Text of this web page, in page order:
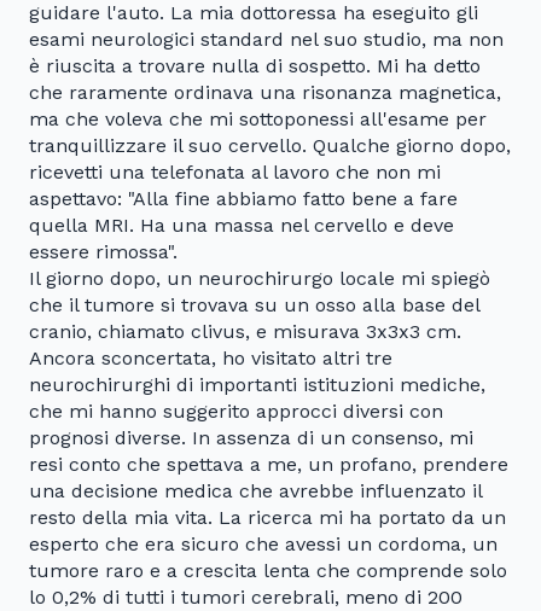
guidare l'auto. La mia dottoressa ha eseguito gli
esami neurologici standard nel suo studio, ma non
è riuscita a trovare nulla di sospetto. Mi ha detto
che raramente ordinava una risonanza magnetica,
ma che voleva che mi sottoponessi all'esame per
tranquillizzare il suo cervello. Qualche giorno dopo,
ricevetti una telefonata al lavoro che non mi
aspettavo: "Alla fine abbiamo fatto bene a fare
quella MRI. Ha una massa nel cervello e deve
essere rimossa".
Il giorno dopo, un neurochirurgo locale mi spiegò
che il tumore si trovava su un osso alla base del
cranio, chiamato clivus, e misurava 3x3x3 cm.
Ancora sconcertata, ho visitato altri tre
neurochirurghi di importanti istituzioni mediche,
che mi hanno suggerito approcci diversi con
prognosi diverse. In assenza di un consenso, mi
resi conto che spettava a me, un profano, prendere
una decisione medica che avrebbe influenzato il
resto della mia vita. La ricerca mi ha portato da un
esperto che era sicuro che avessi un cordoma, un
tumore raro e a crescita lenta che comprende solo
lo 0,2% di tutti i tumori cerebrali, meno di 200